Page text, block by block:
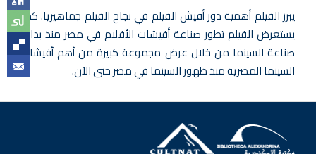
يبرز الفيلم أهمية دور أفيش الفيلم في نجاح الفيلم جماهيريا. كما
يستعرض الفيلم تطور صناعة أفيشات الأفلام في مصر منذ بداية
صناعة السينما من خلال عرض مجموعة كبيرة من أهم أفيشات
السينما المصرية منذ ظهور السينما في مصر حتى الآن.